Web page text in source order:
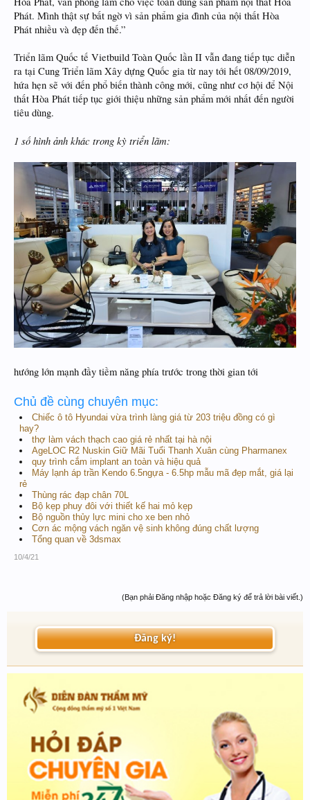
Phát. Mình thật sự bất ngờ vì sản phẩm gia đình của nội thất Hòa
Phát nhiều và đẹp đến thế.”
Triển lãm Quốc tế Vietbuild Toàn Quốc lần II vẫn đang tiếp tục diễn
ra tại Cung Triển lãm Xây dựng Quốc gia từ nay tới hết 08/09/2019,
hứa hẹn sẽ với đến phổ biến thành công mới, cũng như cơ hội để Nội
thất Hòa Phát tiếp tục giới thiệu những sản phẩm mới nhất đến người
tiêu dùng.
1 số hình ảnh khác trong kỳ triển lãm:
hướng lớn mạnh đầy tiềm năng phía trước trong thời gian tới
Chủ đề cùng chuyên mục:
Chiếc ô tô Hyundai vừa trình làng giá từ 203 triệu đồng có gì
hay?
thợ làm vách thạch cao giá rẻ nhất tại hà nội
AgeLOC R2 Nuskin Giữ Mãi Tuổi Thanh Xuân cùng Pharmanex
quy trình cắm implant an toàn và hiệu quả
Máy lạnh áp trần Kendo 6.5ngựa - 6.5hp mẫu mã đẹp mắt, giá lại
rẻ
Thùng rác đạp chân 70L
Bộ kẹp phuy đôi với thiết kế hai mỏ kẹp
Bộ nguồn thủy lực mini cho xe ben nhỏ
Cơn ác mộng vách ngăn vệ sinh không đúng chất lượng
Tổng quan về 3dsmax
10/4/21
(Bạn phải Đăng nhập hoặc Đăng ký để trả lời bài viết.)
Đăng ký!